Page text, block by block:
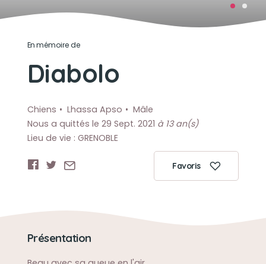
En mémoire de
Diabolo
Chiens Lhassa Apso
Mâle
Nous a quittés le 29 Sept. 2021 à 13 an(s)
Lieu de vie : GRENOBLE
Favoris
Présentation